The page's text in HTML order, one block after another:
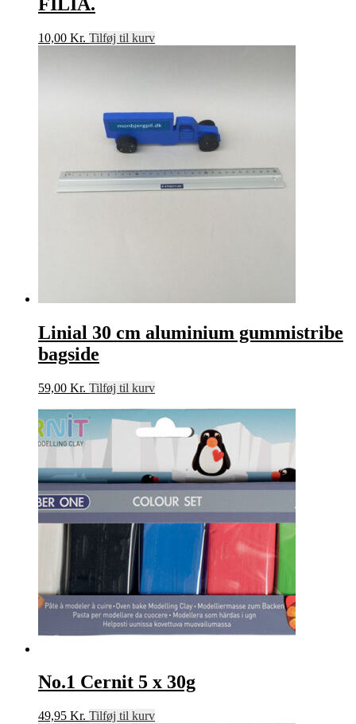
10,00 Kr. Tilføj til kurv
Linial 30 cm aluminium gummistribe
bagside
59,00 Kr. Tilføj til kurv
No.1 Cernit 5 x 30g
49,95 Kr. Tilføj til kurv